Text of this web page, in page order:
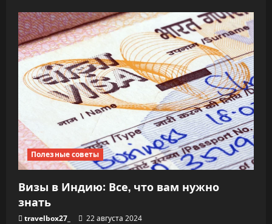
Полезные советы
Визы в Индию: Все, что вам нужно
знать
travelbox27_ 22 августа 2024